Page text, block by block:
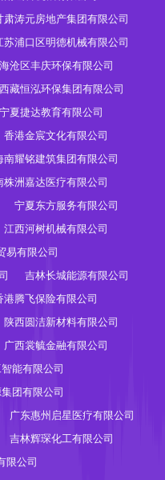
肃涛元房地产集团有限公司
苏浦口区明德机械有限公司
沧区丰庆环保有限公司
西藏恒泓环保集团有限公司
宁夏捷达教育有限公司
香港金宸文化有限公司
南耀铭建筑集团有限公司
株洲嘉达医疗有限公司
宁夏东方服务有限公司
江西河树机械有限公司
易有限公司
吉林长城能源有限公司
港腾飞保险有限公司
陕西圆洁新材料有限公司
广西裳毓金融有限公司
能有限公司
团有限公司
广东惠州启星医疗有限公司
吉林辉琛化工有限公司
限公司